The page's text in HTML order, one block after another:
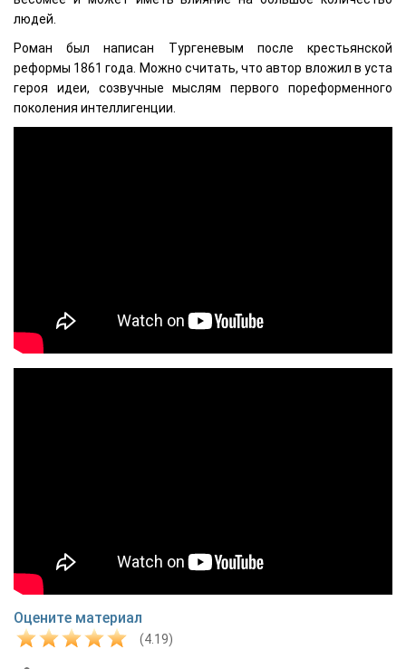
людей.
Роман был написан Тургеневым после крестьянской
реформы 1861 года. Можно считать, что автор вложил в уста
героя идеи, созвучные мыслям первого пореформенного
поколения интеллигенции.
Оцените материал
(4.19)